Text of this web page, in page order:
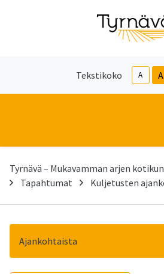
Tekstikoko A A
Tyrnävä – Mukavamman arjen
Tapahtumat
Kuljetusten
Ajankohtaista